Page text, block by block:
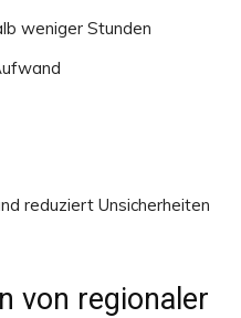
weniger Stunden
reduziert Unsicherheiten
von regionaler